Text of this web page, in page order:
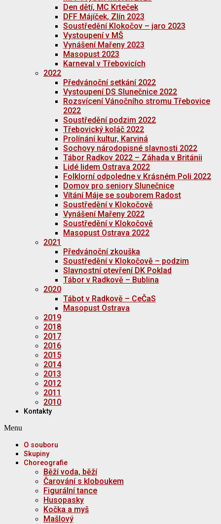
Den dětí, MC Krteček
DFF Májíček, Zlín 2023
Soustředění Klokočov – jaro 2023
Vystoupení v MŠ
Vynášení Mařeny 2023
Masopust 2023
Karneval v Třebovicích
2022
Předvánoční setkání 2022
Vystoupení DS Slunečnice 2022
Rozsvícení Vánočního stromu Třebovice
2022
Soustředění podzim 2022
Třebovický koláč 2022
Prolínání kultur, Karviná
Sochovy národopisné slavnosti 2022
Tábor Radkov 2022 – Záhada v Británii
Lidé lidem Ostrava 2022
Folklorní odpoledne v Krásném Poli 2022
Domov pro seniory Slunečnice
Vítání Máje se souborem Radost
Soustředění v Klokočově
Vynášení Mařeny 2022
Soustředění v Klokočově
Masopust Ostrava 2022
2021
Předvánoční zkouška
Soustředění v Klokočově – podzim
Slavnostní otevření DK Poklad
Tábor v Radkově – Bublina
2020
Tábot v Radkově – CeČaS
Masopust Ostrava
2019
2018
2017
2016
2015
2014
2013
2012
2011
2010
Kontakty
Menu
O souboru
Skupiny
Choreografie
Běží voda, běží
Čarování s kloboukem
Figurální tance
Husopasky
Kočka a myš
Mašlový